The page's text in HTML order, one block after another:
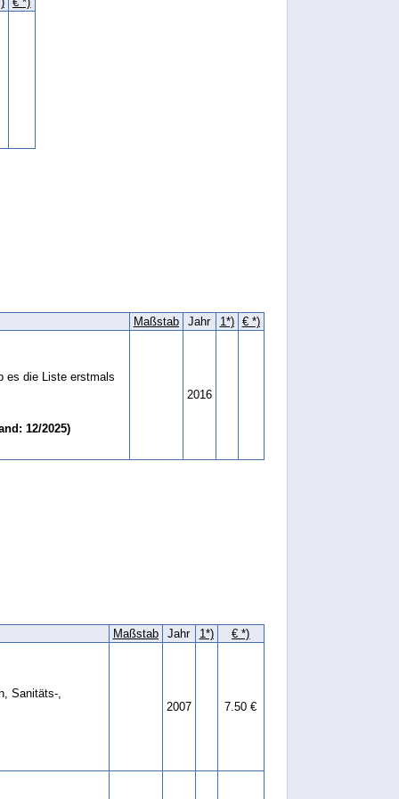
Maßstab Jahr 1*) € *)
es die Liste erstmals
12/2025)
2016
Maßstab Jahr 1*) € *)
Sanitäts-,
2007
7.50 €